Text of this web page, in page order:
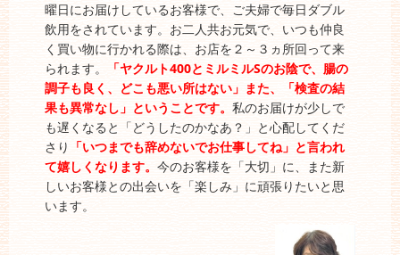
曜日にお届けしているお客様で、ご夫婦で毎日ダブル
飲用をされています。お二人共お元気で、いつも仲良
く買い物に行かれる際は、お店を２～３ヵ所回って来
られます。
「ヤクルト400とミルミルSのお陰で、腸の
調子も良く、どこも悪い所はない」また、「検査の結
果も異常なし」ということです。 私のお届けが少しで
も遅くなると「どうしたのかなあ？」と心配してくだ
さり 「いつまでも辞めないでお仕事してね」と言われ
て嬉しくなります。 今のお客様を「大切」に、また新
しいお客様との出会いを「楽しみ」に頑張りたいと思
います。